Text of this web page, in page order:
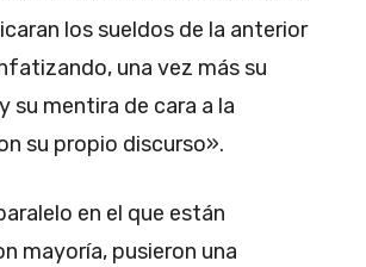
los sueldos de la anterior
una vez más su
su mentira de cara a la
su propio discurso».
en el que están
mayoría, pusieron una